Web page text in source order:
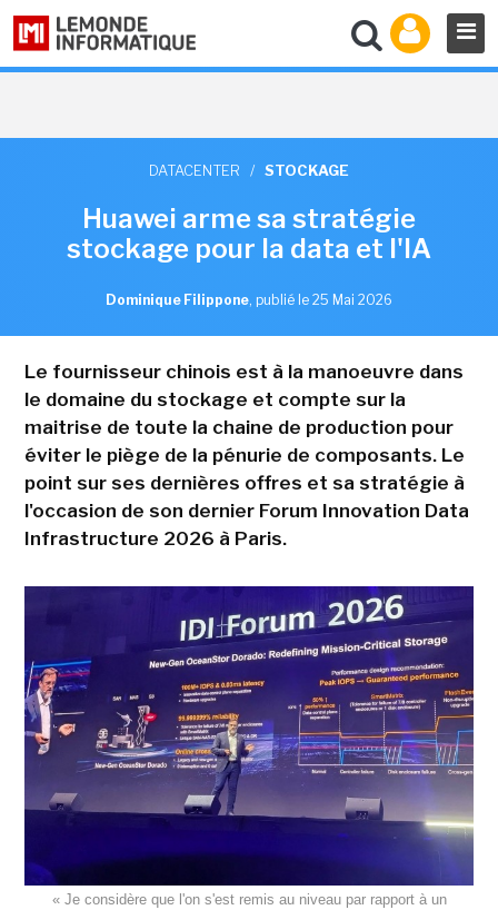
DATACENTER / STOCKAGE
Huawei arme sa stratégie
stockage pour la data et l'IA
Dominique Filippone, publié le 25 Mai 2026
Le fournisseur chinois est à la manoeuvre dans
le domaine du stockage et compte sur la
maitrise de toute la chaine de production pour
éviter le piège de la pénurie de composants. Le
point sur ses dernières offres et sa stratégie à
l'occasion de son dernier Forum Innovation Data
Infrastructure 2026 à Paris.
« Je considère que l'on s'est remis au niveau par rapport à un